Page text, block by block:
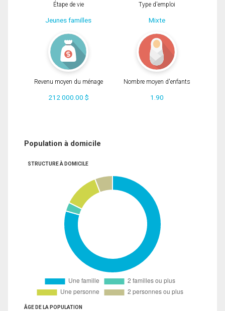
Étape de vie
Jeunes familles
Type d'emploi
Mixte
Revenu moyen du ménage
212 000.00 $
Nombre moyen d'enfants
1.90
Population à domicile
STRUCTURE À DOMICILE
ÂGE DE LA POPULATION